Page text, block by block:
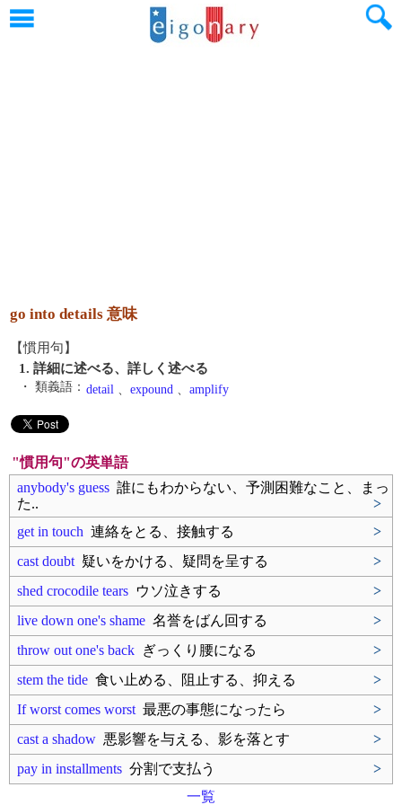
go into details 意味
【慣用句】
1. 詳細に述べる、詳しく述べる
・ 類義語： detail 、 expound 、 amplify
"慣用句"の英単語
anybody's guess 誰にもわからない、予測困難なこと、まっ
た..
>
get in touch 連絡をとる、接触する
>
cast doubt 疑いをかける、疑問を呈する
>
shed crocodile tears ウソ泣きする
>
live down one's shame 名誉をばん回する
>
throw out one's back ぎっくり腰になる
>
stem the tide 食い止める、阻止する、抑える
>
If worst comes worst 最悪の事態になったら
>
cast a shadow 悪影響を与える、影を落とす
>
pay in installments 分割で支払う
>
一覧